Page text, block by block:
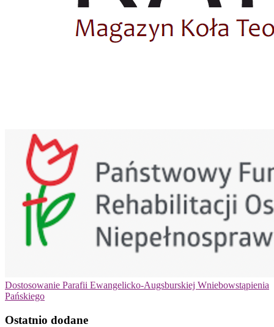
Dostosowanie Parafii Ewangelicko-Augsburskiej Wniebowstąpienia
Pańskiego
Ostatnio dodane